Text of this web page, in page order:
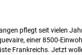
pflegt seit vielen
einer 8500-
Frankreichs. Jetzt